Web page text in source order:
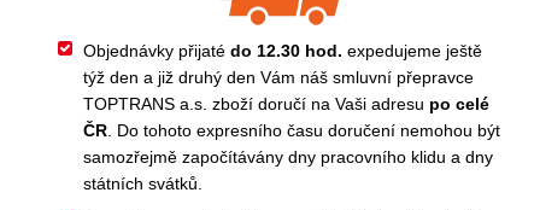
Objednávky přijatédo 12.30 hod. expedujeme ještě
týž den a již druhý den Vám náš smluvní přepravce
TOPTRANS a.s. zboží doručí na Vaši adresu po celé
ČR. Do tohoto expresního času doručení nemohou být
samozřejmě započítávány dny pracovního klidu a dny
státních svátků.